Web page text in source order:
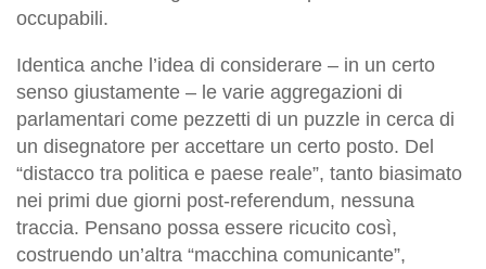
occupabili.
Identica anche l’idea di considerare – in un certo
senso giustamente – le varie aggregazioni di
parlamentari come pezzetti di un puzzle in cerca di
un disegnatore per accettare un certo posto. Del
“distacco tra politica e paese reale”, tanto biasimato
nei primi due giorni post-referendum, nessuna
traccia. Pensano possa essere ricucito così,
costruendo un’altra “macchina comunicante”,